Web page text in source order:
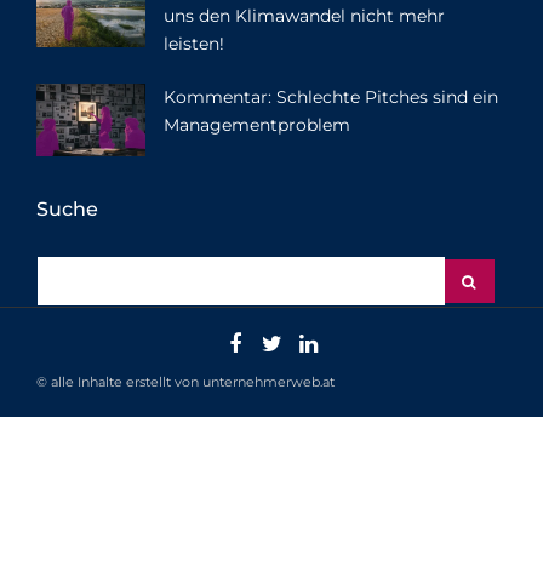
uns den Klimawandel nicht mehr
leisten!
Kommentar: Schlechte Pitches sind ein
Managementproblem
Suche
© alle Inhalte erstellt von unternehmerweb.at